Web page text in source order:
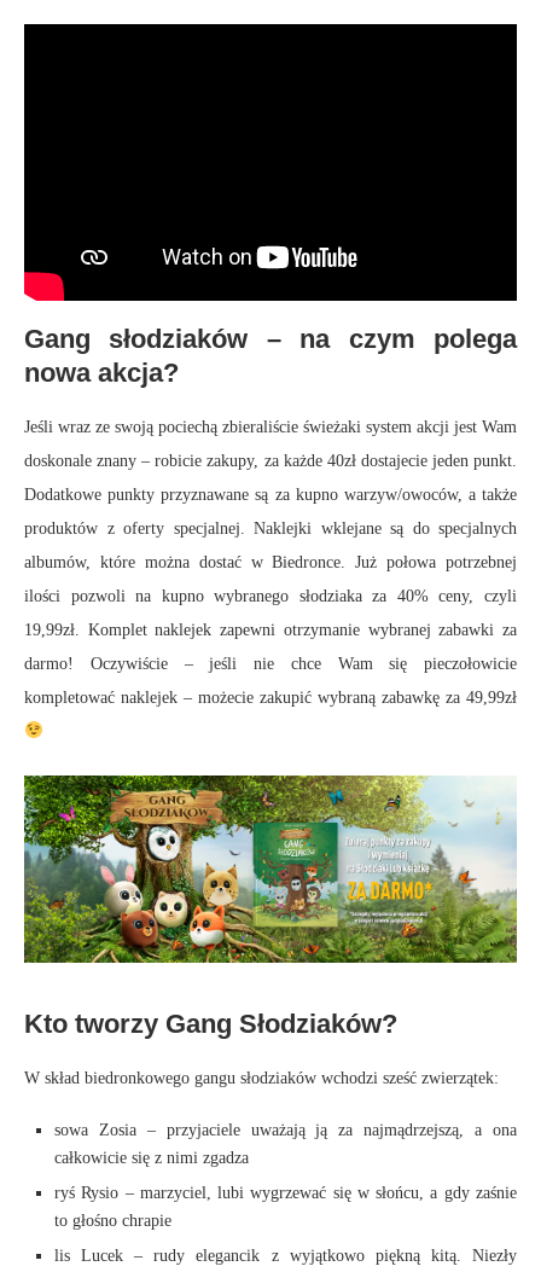
Gang słodziaków – na czym polega
nowa akcja?
Jeśli wraz ze swoją pociechą zbieraliście świeżaki system akcji jest Wam
doskonale znany – robicie zakupy, za każde 40zł dostajecie jeden punkt.
Dodatkowe punkty przyznawane są za kupno warzyw/owoców, a także
produktów z oferty specjalnej. Naklejki wklejane są do specjalnych
albumów, które można dostać w Biedronce. Już połowa potrzebnej
ilości pozwoli na kupno wybranego słodziaka za 40% ceny, czyli
19,99zł. Komplet naklejek zapewni otrzymanie wybranej zabawki za
darmo! Oczywiście – jeśli nie chce Wam się pieczołowicie
kompletować naklejek – możecie zakupić wybraną zabawkę za 49,99zł
Kto tworzy Gang Słodziaków?
W skład biedronkowego gangu słodziaków wchodzi sześć zwierzątek:
sowa Zosia – przyjaciele uważają ją za najmądrzejszą, a ona
całkowicie się z nimi zgadza
ryś Rysio – marzyciel, lubi wygrzewać się w słońcu, a gdy zaśnie
to głośno chrapie
lis Lucek – rudy elegancik z wyjątkowo piękną kitą. Niezły